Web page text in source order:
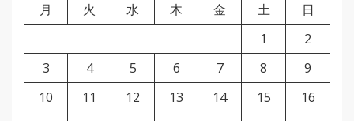
月
火 水 木 金 土
日
1
2
3
4 5 6 7 8
9
10
11 12 13 14 15
16